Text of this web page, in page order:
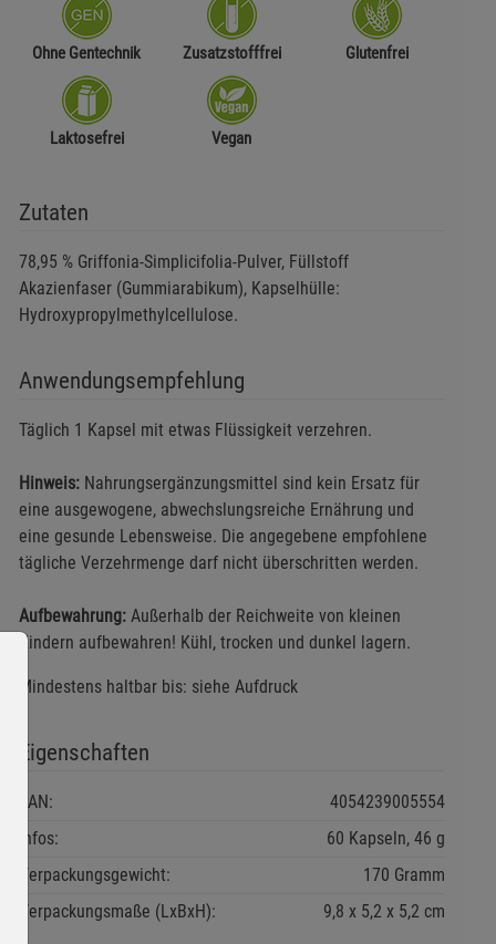
Ohne Gentechnik Zusatzstofffrei Glutenfrei
Laktosefrei Vegan
Zutaten
78,95 % Griffonia-Simplicifolia-Pulver, Füllstoff
Akazienfaser (Gummiarabikum), Kapselhülle:
Hydroxypropylmethylcellulose.
Anwendungsempfehlung
Täglich 1 Kapsel mit etwas Flüssigkeit verzehren.
Hinweis:Nahrungsergänzungsmittel sind kein Ersatz für
eine ausgewogene, abwechslungsreiche Ernährung und
eine gesunde Lebensweise. Die angegebene empfohlene
tägliche Verzehrmenge darf nicht überschritten werden.
Aufbewahrung:Außerhalb der Reichweite von kleinen
Kindern aufbewahren! Kühl, trocken und dunkel lagern.
Mindestens haltbar bis: siehe Aufdruck
Eigenschaften
EAN:
4054239005554
Infos:
60 Kapseln, 46 g
Verpackungsgewicht:
170 Gramm
Verpackungsmaße (LxBxH):
9,8 5,2 5,2cm